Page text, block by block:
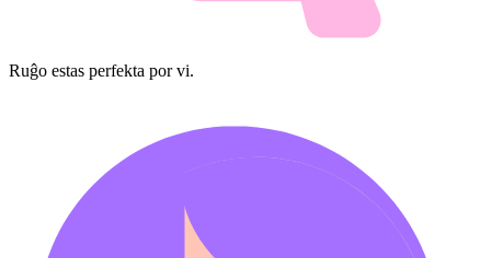
Ruĝo estas perfekta por vi.